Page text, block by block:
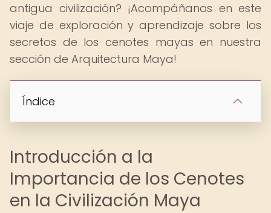
antigua civilización? ¡Acompáñanos en este
viaje de exploración y aprendizaje sobre los
secretos de los cenotes mayas en nuestra
sección de Arquitectura Maya!
Índice
Introducción a la
Importancia de los Cenotes
en la Civilización Maya